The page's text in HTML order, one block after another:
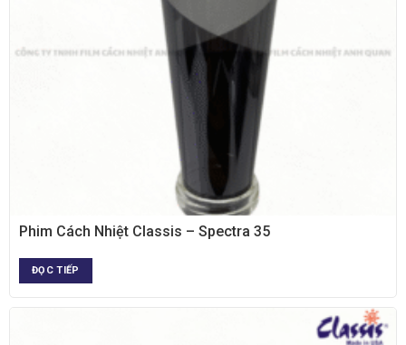
XEM NHANH
Phim Cách Nhiệt Classis – Spectra 35
ĐỌC TIẾP